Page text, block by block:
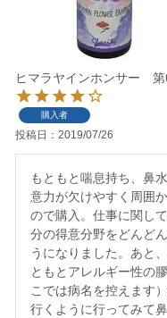
ヒマラヤインホンサー 第
購入者
投稿日 2019/07/26
もともと喘息持ち、鼻
意力が欠けやすく周囲
ので購入。仕事に関し
分の得意分野をどんど
うになりました。あと
ともとアレルギー性の
こでは病名を控えます
行くように行ってみて